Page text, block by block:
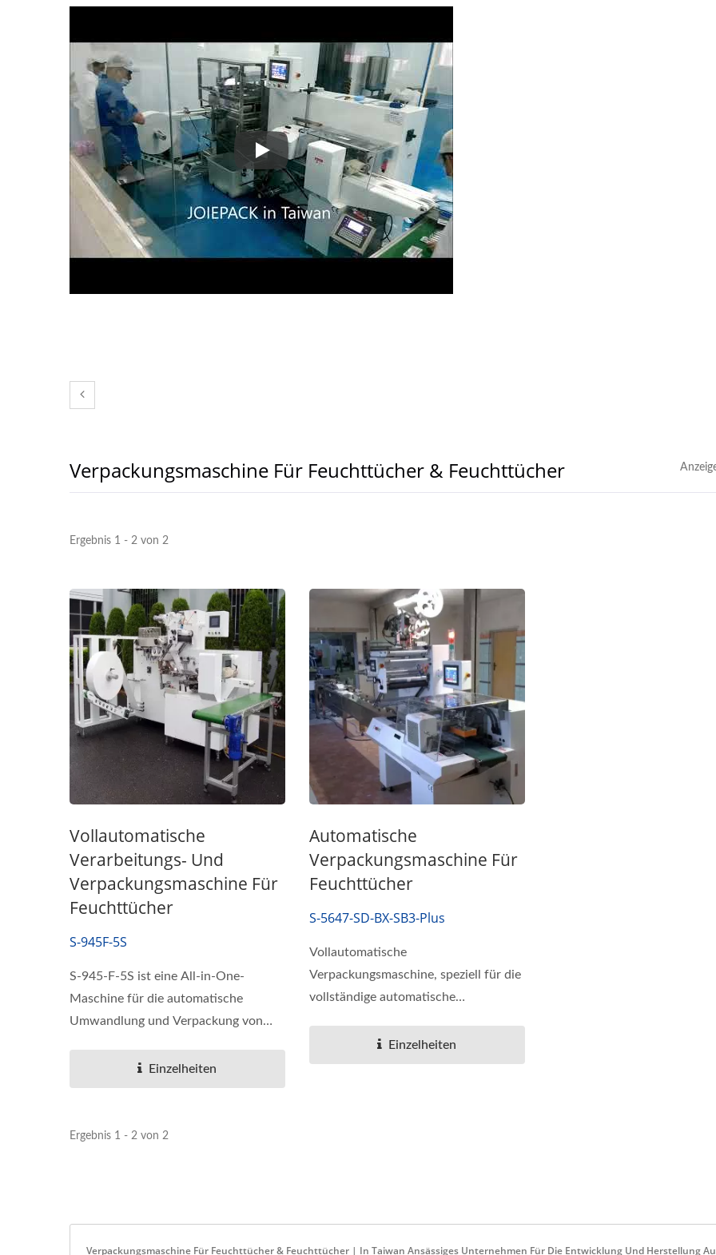
▼ Faltbare Verpackungsmaschine für feuchte Tücher
Verpackungsmaschine Für Feuchttücher & Feuchttücher
Ergebnis 1 - 2 von 2
Vollautomatische
Verarbeitungs- Und
Verpackungsmaschine Für
Feuchttücher
S-945F-5S
S-945-F-5S ist eine All-in-One-
Maschine für die automatische
Umwandlung und Verpackung von
Einzelheiten
Automatische
Verpackungsmaschine Für
Feuchttücher
S-5647-SD-BX-SB3-Plus
Vollautomatische
Verpackungsmaschine, speziell für die
vollständige automatische
Einzelheiten
Ergebnis 1 - 2 von 2
Verpackungsmaschine Für Feuchttücher & Feuchttücher | In Taiwan Ansässiges Unternehmen Für Die Entwicklung Und Herstellung